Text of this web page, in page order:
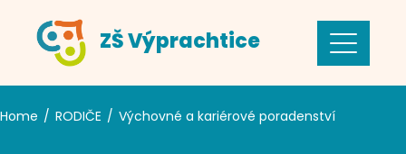
content
ZŠ Výprachtice
Home RODIČE Výchovné a kariérové poradenství